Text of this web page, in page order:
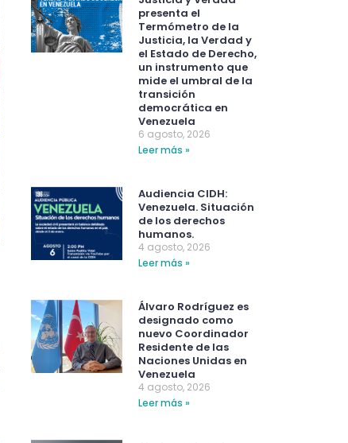
presenta el
Termómetro de la
Justicia, la Verdad y
el Estado de Derecho,
un instrumento que
mide el umbral de la
transición
democrática en
Venezuela
6 agosto, 2026
Leer más »
Audiencia CIDH:
Venezuela. Situación
de los derechos
humanos.
4 agosto, 2026
Leer más »
Álvaro Rodríguez es
designado como
nuevo Coordinador
Residente de las
Naciones Unidas en
Venezuela
4 agosto, 2026
Leer más »